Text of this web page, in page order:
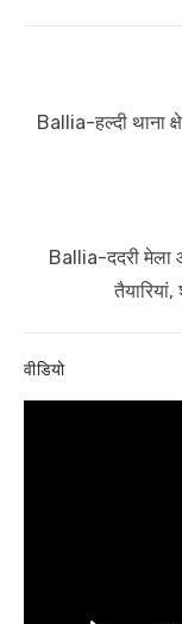
navigation
Previous
Ballia-हल्दी थाना
Next
Ballia-ददरी मेला
वीडियो